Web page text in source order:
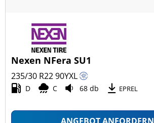
Pkw (1)
4x4/Offroad (0)
Transporter (0)
Wohnmobil (0)
Nexen NFera SU1
235/30 R2290YXL
D C 68 db EPREL